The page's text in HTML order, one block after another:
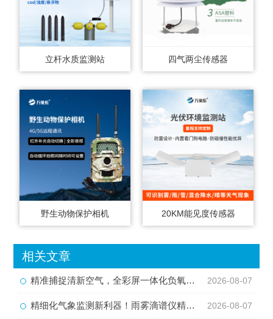
立杆水质监测站 四气两尘传感器
野生动物保护相机 20KM能见度传感器
相关文章
精准捕捉清新空气，全彩屏一体化负氧离子监测站量化生态优势 2026-08-07
精细化气象监测新利器！雨雾滴谱仪精准识别各类雨雪雾天气 2026-08-07